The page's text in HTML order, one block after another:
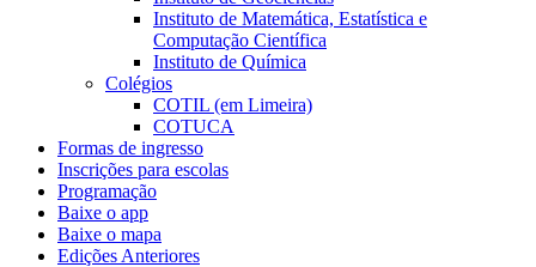
Instituto de Matemática, Estatística e
Computação Científica
Instituto de Química
Colégios
COTIL (em Limeira)
COTUCA
Formas de ingresso
Inscrições para escolas
Programação
Baixe o app
Baixe o mapa
Edições Anteriores